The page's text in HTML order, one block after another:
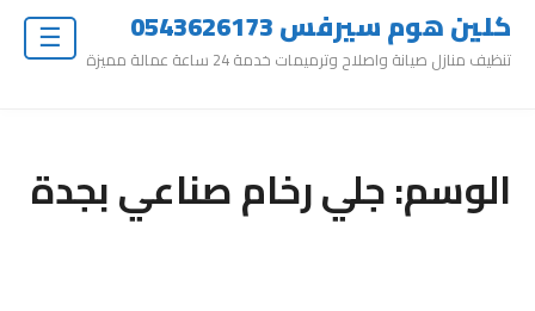
كلين هوم سيرفس 0543626173
تنظيف منازل صيانة واصلاح وترميمات خدمة 24 ساعة عمالة مميزة
الوسم:جلي رخام صناعي بجدة